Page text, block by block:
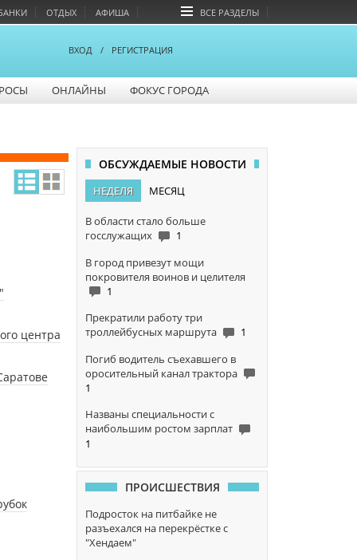
ОТДЫХ АФИША ВСЕ РАЗДЕЛЫ
ВХОД / РЕГИСТРАЦИЯ
ОНЛАЙНЫ ФОКУС ГОРОДА
центра
ОБСУЖДАЕМЫЕ НОВОСТИ
НЕДЕЛЯ МЕСЯЦ
В области стало больше
госслужащих
1
В город привезут мощи
покровителя воинов и целителя
1
Прекратили работу три
троллейбусных маршрута
1
Погиб водитель съехавшего в
оросительный канал трактора
1
Названы специальности с
наибольшим ростом зарплат
1
ПРОИСШЕСТВИЯ
Подросток на питбайке не
разъехался на перекрёстке с
"Хендаем"